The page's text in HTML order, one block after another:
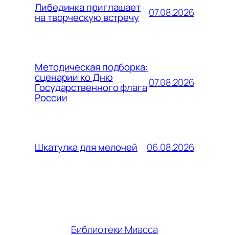
Либединка приглашает
на творческую встречу 07.08.2026
Методическая подборка:
сценарии ко Дню
Государственного флага
России
07.08.2026
Шкатулка для мелочей 06.08.2026
Библиотеки Миасса